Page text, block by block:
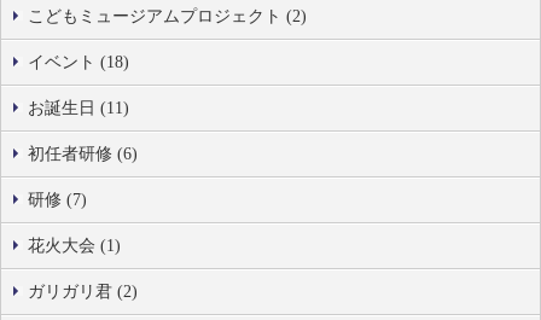
こどもミュージアムプロジェクト (2)
イベント (18)
お誕生日 (11)
初任者研修 (6)
研修 (7)
花火大会 (1)
ガリガリ君 (2)